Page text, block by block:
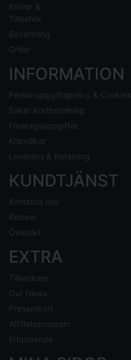
Knivar &
Tillbehör
Bevattning
Grillar
INFORMATION
Personuppgiftspolicy & Cookies
Säker kortbetalning
Företagsuppgifter
Köpvillkor
Leverans & Betalning
KUNDTJÄNST
Kontakta oss
Returer
Översikt
EXTRA
Tillverkare
Our News
Presentkort
Affiliateprogram
Erbjudande